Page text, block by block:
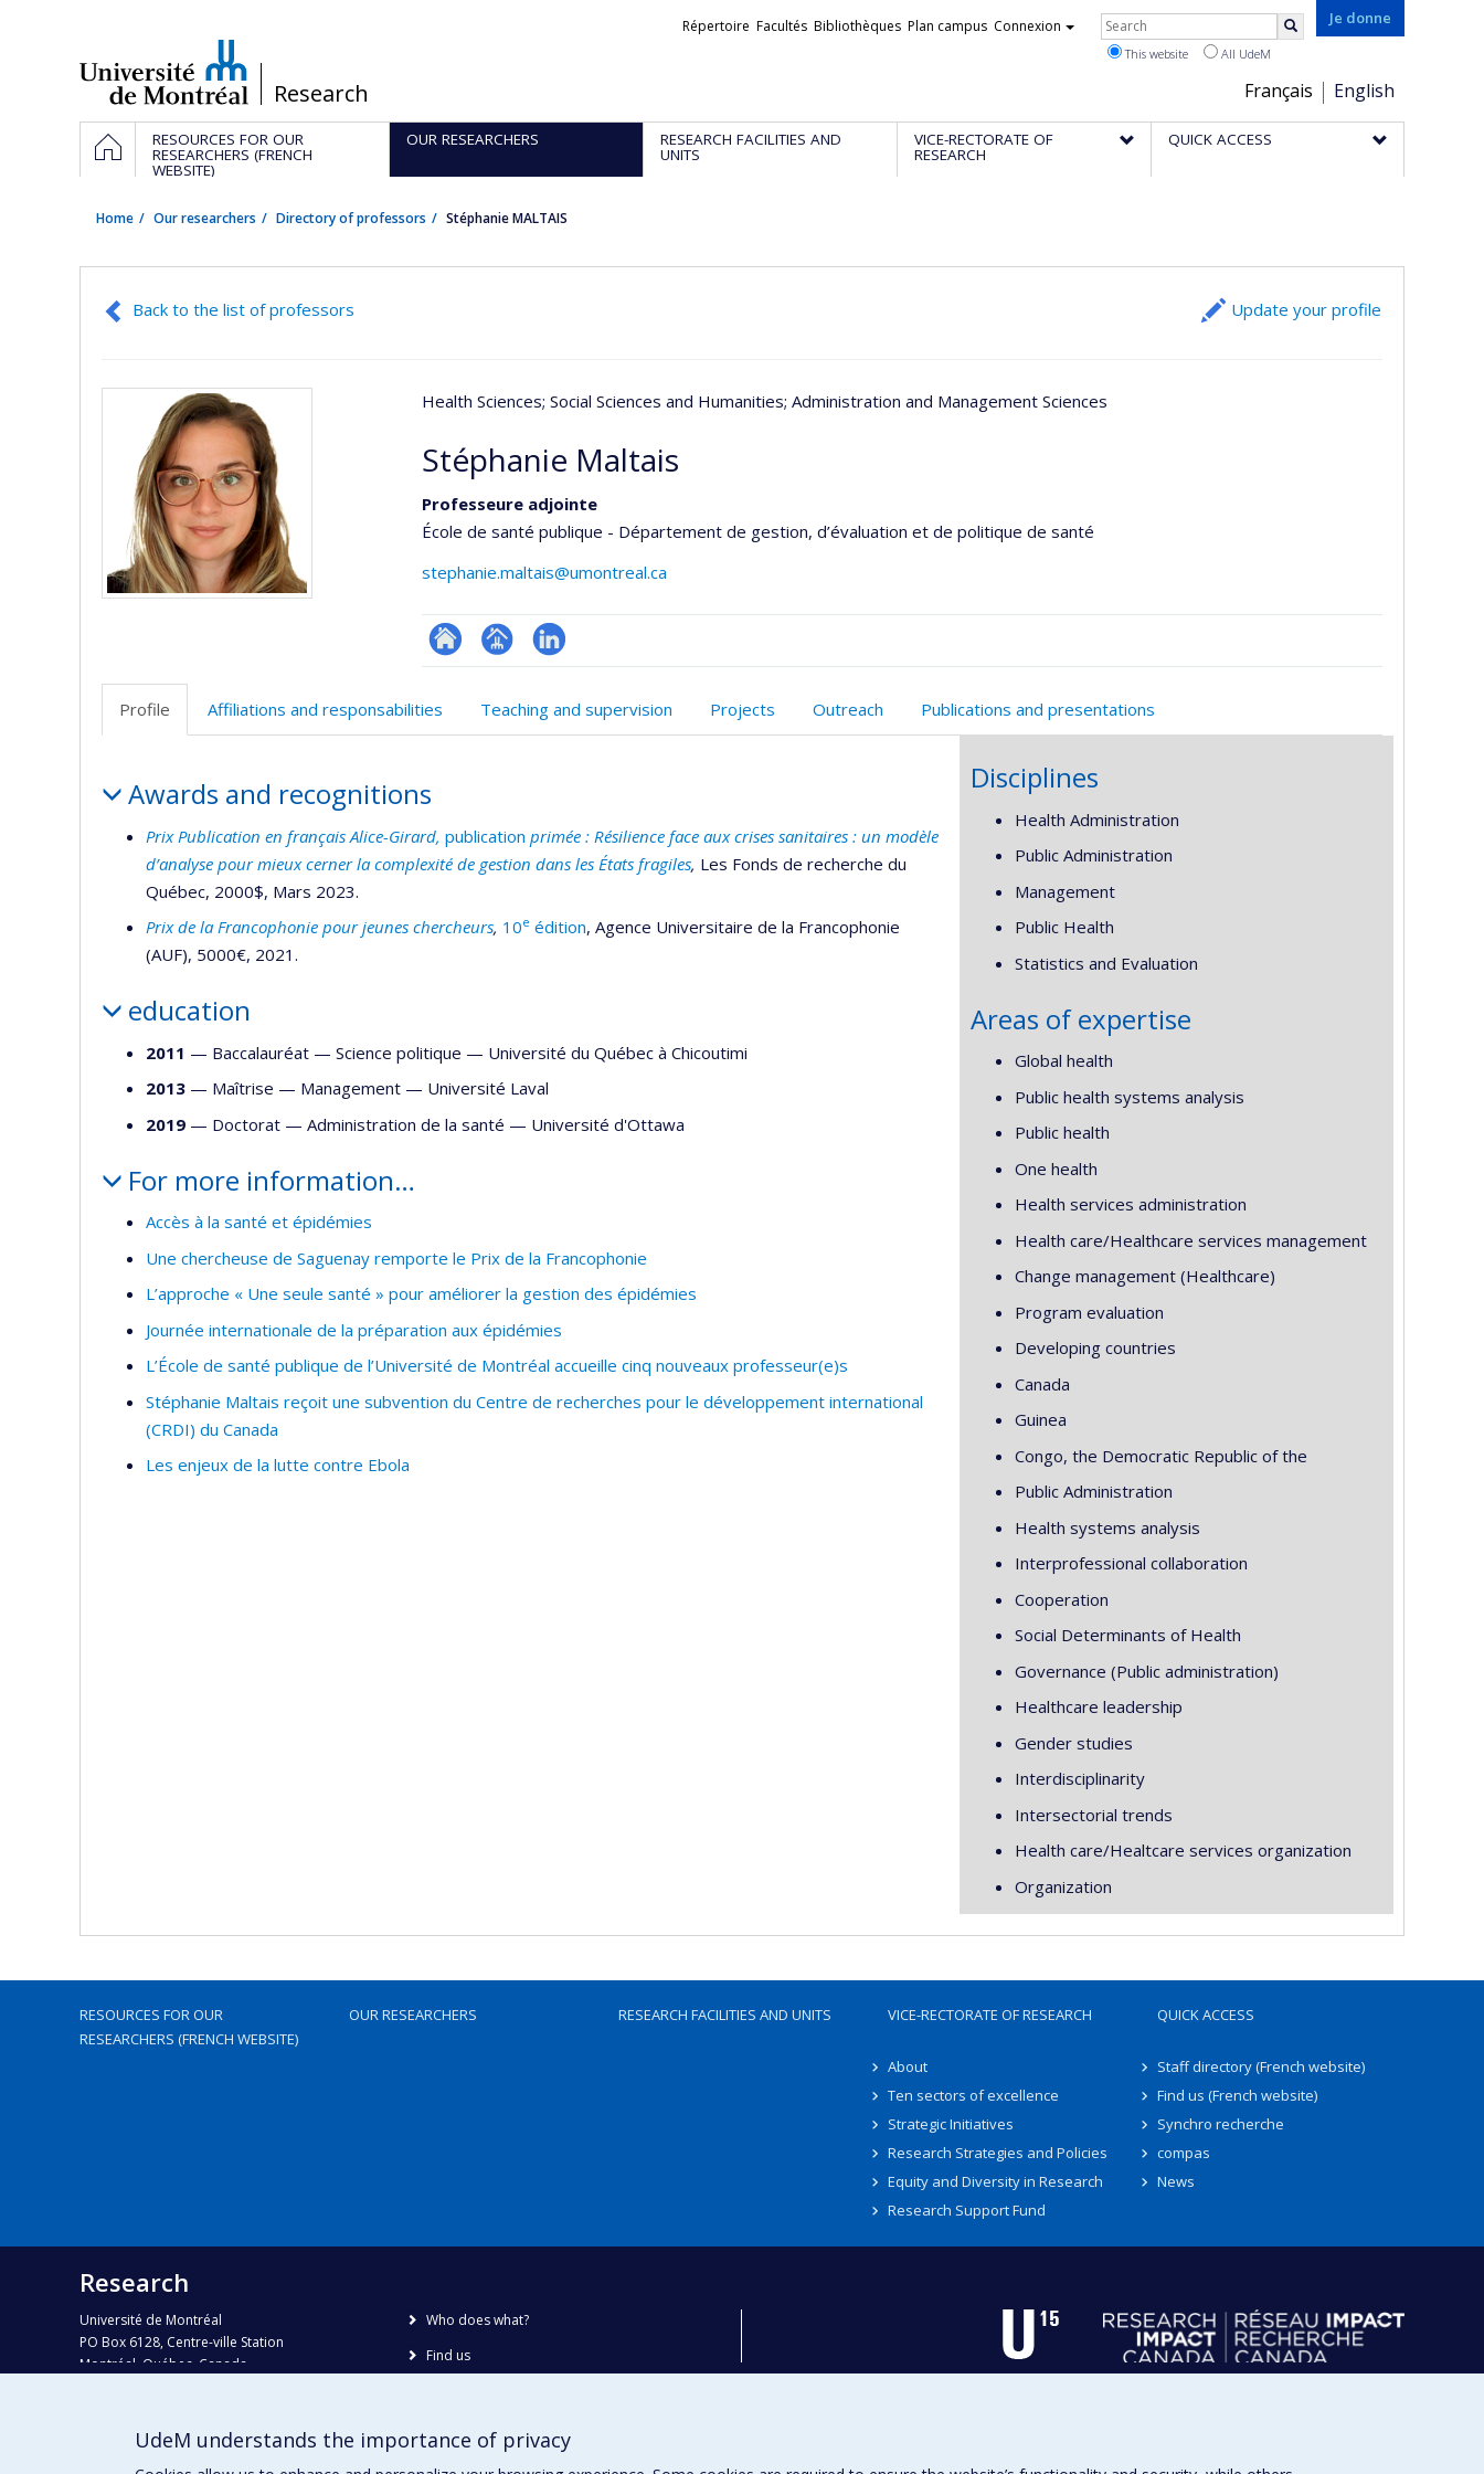
/Research
Je donne
Choix
de
la
Français English
Liens
Répertoire Facultés Bibliothèques Plan campus Connexion Rechercher
This website All UdeM
Navigation
principale
HOMERESOURCES FOR OUR
RESEARCHERS (FRENCH
WEBSITE)
OUR RESEARCHERS RESEARCH FACILITIES AND
UNITS
VICE-RECTORATE OF
RESEARCH
QUICK ACCESS
Home Our researchers Directory of professors Stéphanie MALTAIS
Back to the list of professors Update your profile
Health Sciences; Social Sciences and Humanities; Administration and Management Sciences
Stéphanie Maltais
Professeure adjointe
École de santé publique - Département de gestion, d’évaluation et de politique de santé
stephanie.maltais@umontreal.ca
ResearchGate
Page
(faculté,département,école)
LinkedIn
Profile
Affiliations and responsabilities Teaching and supervision Projects Outreach Publications and presentations
Awards and recognitions
Prix Publication en français Alice-Girard, publication primée : Résilience face aux crises sanitaires : un modèle
d’analyse pour mieux cerner la complexité de gestion dans les États fragiles, Les Fonds de recherche du
Québec, 2000$, Mars 2023.
Prix de la Francophonie pour jeunes chercheurs, 10e édition, Agence Universitaire de la Francophonie
(AUF), 5000€, 2021.
education
2011 — Baccalauréat — Science politique — Université du Québec à Chicoutimi
2013 — Maîtrise — Management — Université Laval
2019 — Doctorat — Administration de la santé — Université d'Ottawa
For more information…
Accès à la santé et épidémies
Une chercheuse de Saguenay remporte le Prix de la Francophonie
L’approche « Une seule santé » pour améliorer la gestion des épidémies
Journée internationale de la préparation aux épidémies
L’École de santé publique de l’Université de Montréal accueille cinq nouveaux professeur(e)s
Stéphanie Maltais reçoit une subvention du Centre de recherches pour le développement international
(CRDI) du Canada
Les enjeux de la lutte contre Ebola
Disciplines
Health Administration
Public Administration
Management
Public Health
Statistics and Evaluation
Areas of expertise
Global health
Public health systems analysis
Public health
One health
Health services administration
Health care/Healthcare services management
Change management (Healthcare)
Program evaluation
Developing countries
Canada
Guinea
Congo, the Democratic Republic of the
Public Administration
Health systems analysis
Interprofessional collaboration
Cooperation
Social Determinants of Health
Governance (Public administration)
Healthcare leadership
Gender studies
Interdisciplinarity
Intersectorial trends
Health care/Healtcare services organization
Organization
RESOURCES FOR OUR
RESEARCHERS (FRENCH WEBSITE)
OUR RESEARCHERS RESEARCH FACILITIES AND UNITS VICE-RECTORATE OF RESEARCH
About
Ten sectors of excellence
Strategic Initiatives
Research Strategies and Policies
Equity and Diversity in Research
Research Support Fund
QUICK ACCESS
Staff directory (French website)
Find us (French website)
Synchro recherche
compas
News
Research
Université de Montréal
PO Box 6128, Centre-ville Station
Montréal, Québec, Canada
Phone : 514 343-6111, #38492
recherche@umontreal.ca
Who does what?
Find us
UdeM understands the importance of privacy